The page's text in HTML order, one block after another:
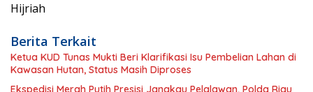
Hijriah
Berita Terkait
Ketua KUD Tunas Mukti Beri Klarifikasi Isu Pembelian Lahan di
Kawasan Hutan, Status Masih Diproses
Ekspedisi Merah Putih Presisi Jangkau Pelalawan, Polda Riau